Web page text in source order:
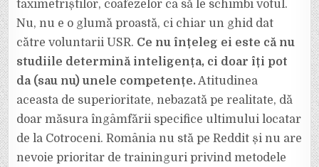
taximetriștilor, coafezelor ca să le schimbi votul.
Nu, nu e o glumă proastă, ci chiar un ghid dat
către voluntarii USR. Ce nu înțeleg ei este că nu
studiile determină inteligența, ci doar îți pot
da (sau nu) unele competențe.Atitudinea
aceasta de superioritate, nebazată pe realitate, dă
doar măsura îngâmfării specifice ultimului locatar
de la Cotroceni. România nu stă pe Reddit și nu are
nevoie prioritar de traininguri privind metodele